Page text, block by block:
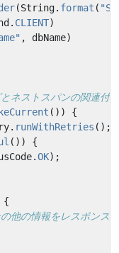
(String. format (
. CLIENT)
, dbName)
ネストスパンの関連付
())
{
. runWithRetries ();
())
{
.OK);
{
他の情報をレスポンス